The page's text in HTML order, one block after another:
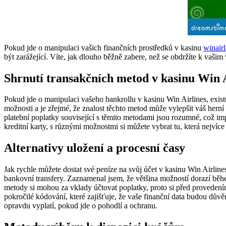
Pokud jde o manipulaci vašich finančních prostředků v kasinu
být zarážející. Víte, jak dlouho běžně zabere, než se obdržíte k
Shrnutí transakčních metod v kasinu Win
Pokud jde o manipulaci vašeho bankrollu v kasinu Win Airlines,
možnosti a je zřejmé, že znalost těchto metod může vylepšit váš
platební poplatky související s těmito metodami jsou rozumné, což
kreditní karty, s různými možnostmi si můžete vybrat tu, která
Alternativy uložení a procesní časy
Jak rychle můžete dostat své peníze na svůj účet v kasinu Win
bankovní transfery. Zaznamenal jsem, že většina možností dorazí
metody si mohou za vklady účtovat poplatky, proto si před
pokročilé kódování, které zajišťuje, že vaše finanční data budou
opravdu vyplatí, pokud jde o pohodlí a ochranu.